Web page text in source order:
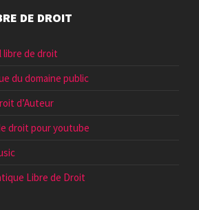
DE DROIT
libre de droit
du domaine public
d’Auteur
droit pour youtube
Libre de Droit